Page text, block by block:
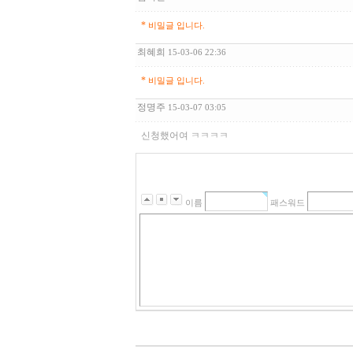
* 비밀글 입니다.
최혜희 15-03-06 22:36
* 비밀글 입니다.
정명주 15-03-07 03:05
신청했어여 ㅋㅋㅋㅋ
이름 패스워드